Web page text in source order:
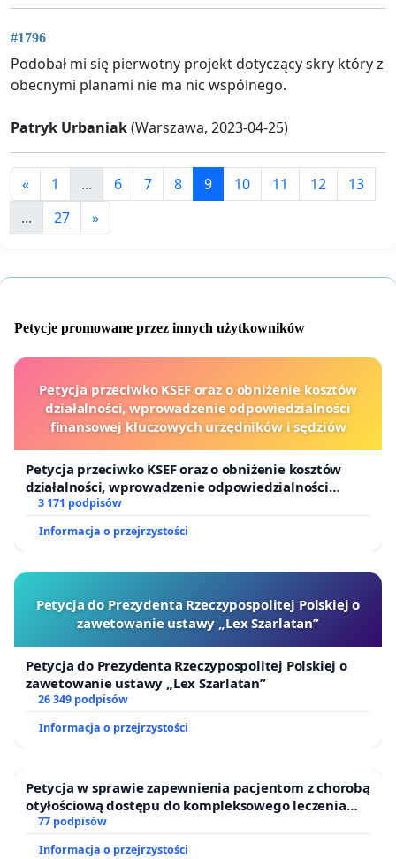
#1796
Podobał mi się pierwotny projekt dotyczący skry który z
obecnymi planami nie ma nic wspólnego.
Patryk Urbaniak(Warszawa, 2023-04-25)
« 1 ... 6 7 8 9 10 11 12
13
...
27 »
Petycje promowane przez innych użytkowników
Petycja przeciwko KSEF oraz o obniżenie kosztów
działalności, wprowadzenie odpowiedzialności
finansowej kluczowych urzędników i sędziów
Petycja przeciwko KSEF oraz o obniżenie kosztów
działalności, wprowadzenie odpowiedzialności
finansowej kluczowych urzędników i sędziów
3 171 podpisów
Informacja o przejrzystości
Petycja do Prezydenta Rzeczypospolitej Polskiej o
zawetowanie ustawy „Lex Szarlatan”
Petycja do Prezydenta Rzeczypospolitej Polskiej o
zawetowanie ustawy „Lex Szarlatan”
26 349 podpisów
Informacja o przejrzystości
Petycja w sprawie zapewnienia pacjentom z chorobą
otyłościową dostępu do kompleksowego leczenia
oraz programów profilaktycznych.
77 podpisów
Informacja o przejrzystości